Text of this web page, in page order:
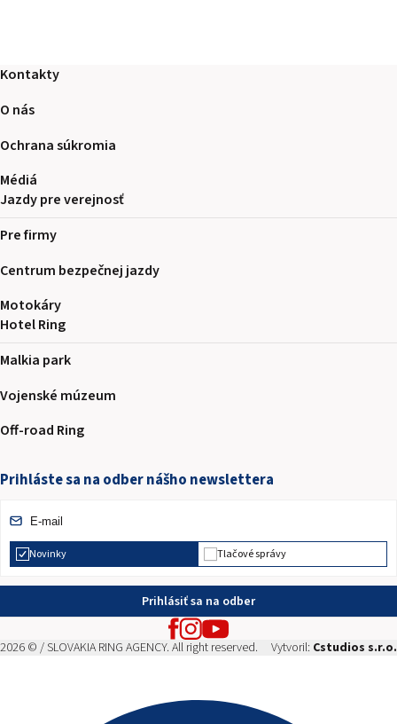
Kontakty
O nás
Ochrana súkromia
Médiá
Jazdy pre verejnosť
Pre firmy
Centrum bezpečnej jazdy
Motokáry
Hotel Ring
Malkia park
Vojenské múzeum
Off-road Ring
Prihláste sa na odber nášho newslettera
Novinky Tlačové správy
Prihlásiť sa na odber
2026 © / SLOVAKIA RING AGENCY. All right reserved. Vytvoril: Cstudios s.r.o.